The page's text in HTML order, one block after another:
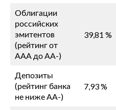
Облигации
российских
эмитентов
(рейтинг от
ААА до АА-)
39,81 %
Депозиты
(рейтинг банка
не ниже АА-)
7,93 %